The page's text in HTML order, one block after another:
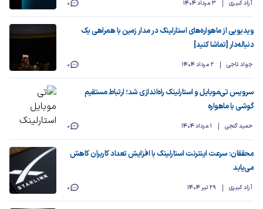
آزاد کبیری 0 3 مرداد 1404
ویدیویی از ماهواره‌های استارلینک در مدار زمین با همراهی یک
دنباله‌دار [تماشا کنید]
جواد تاجی 0 2 مرداد 1404
سرویس تی‌موبایل و استارلینک راه‌اندازی شد؛ ارتباط مستقیم
گوشی با ماهواره
حمید گنجی 0 1 مرداد 1404
محققان: سرعت اینترنت استارلینک با افزایش تعداد کاربران کاهش
می‌یابد
آزاد کبیری 0 29 تیر 1404